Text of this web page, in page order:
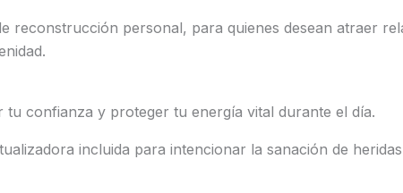
reconstrucción personal, para quienes desean atraer
confianza y proteger tu energía vital durante el día.
incluida para intencionar la sanación de